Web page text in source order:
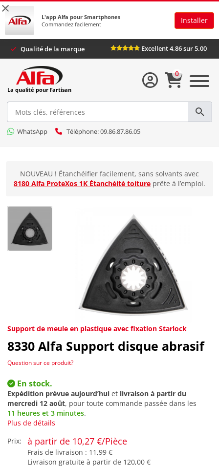
×
L'app Alfa pour Smartphones
Commandez facilement
Installer
Qualité de la marque Excellent 4.86 sur 5.00
La qualité pour l’artisan
WhatsApp Téléphone: 09.86.87.86.05
0
NOUVEAU ! Étanchéifier facilement, sans solvants avec
8180 Alfa ProteXos 1K Étanchéité toiture prête à l’emploi.
Support de meule en plastique avec fixation Starlock
8330 Alfa Support disque abrasif
Question sur ce produit?
En stock.
Expédition prévue aujourd’hui et livraison à partir du
mercredi 12 août, pour toute commande passée dans les
11 heures et 3 minutes.
Plus de détails
Prix:
à partir de 10,27 €/Pièce
Frais de livraison : 11,99 €
Livraison gratuite à partir de 120,00 €